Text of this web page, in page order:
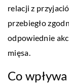
relacji z
przebiegło
odpowiednie
mięsa.
Co